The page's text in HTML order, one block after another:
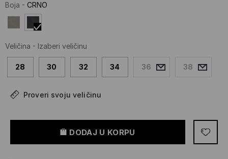
Boja - CRNO
Veličina - Izaberi veličinu
28 30 32 34 36 38
Proveri svoju veličinu
DODAJ U KORPU